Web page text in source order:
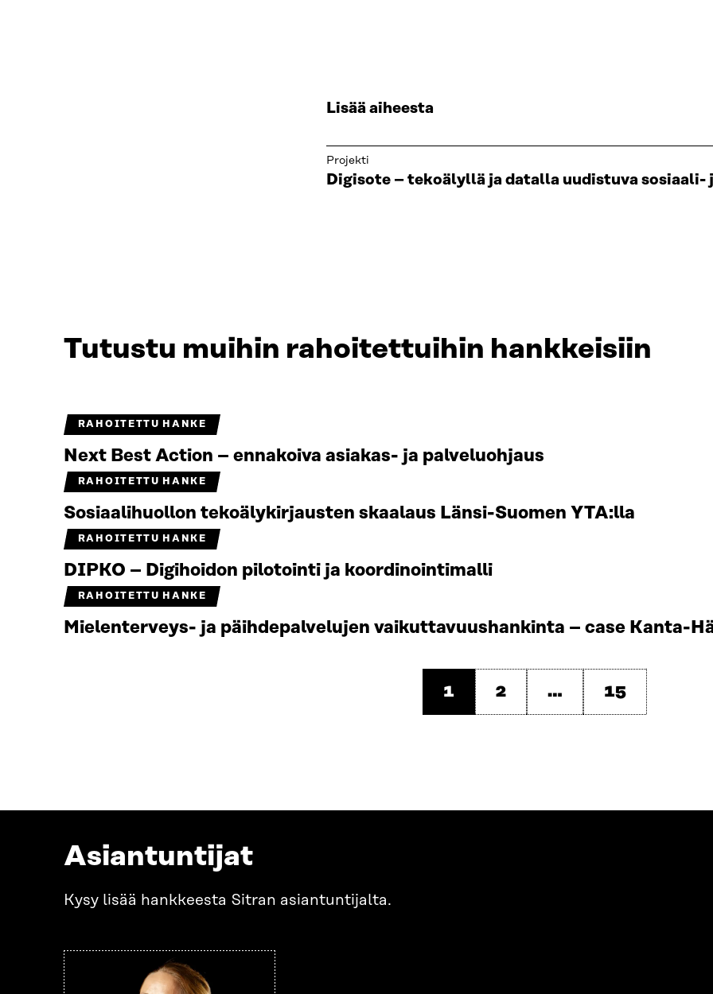
Lisää aiheesta
Projekti
Digisote – tekoälyllä ja datalla uudistuva
Tutustu muihin rahoitettuihin hankkeisiin
RAHOITETTU HANKE
Next Best Action – ennakoiva asiakas- ja palveluohjaus
RAHOITETTU HANKE
Sosiaalihuollon tekoälykirjausten skaalaus Länsi-Suomen YTA:lla
RAHOITETTU HANKE
DIPKO – Digihoidon pilotointi ja koordinointimalli
RAHOITETTU HANKE
Mielenterveys- ja päihdepalvelujen vaikuttavuushankinta – case Kanta-
1 2 … 15
Asiantuntijat
Kysy lisää hankkeesta Sitran asiantuntijalta.